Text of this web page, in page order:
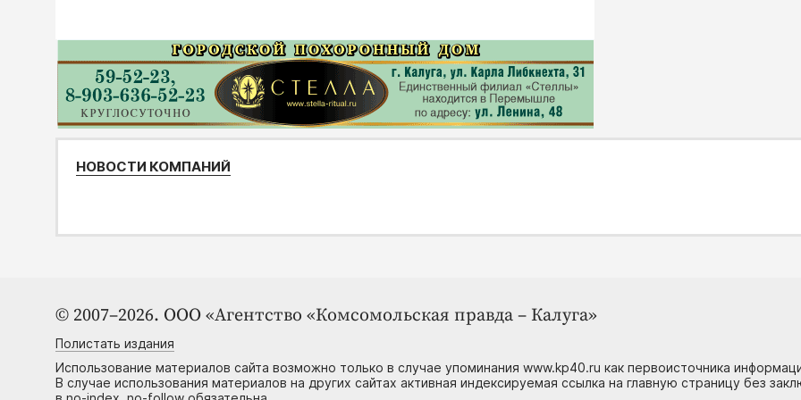
НОВОСТИ КОМПАНИЙ
© 2007–2026. ООО «Агентство «Комсомольская правда – Калуга»
Полистать издания
Использование материалов сайта возможно только в случае упоминания www.kp40.ru как первоисточника
В случае использования материалов на других сайтах активная индексируемая ссылка на главную страницу без